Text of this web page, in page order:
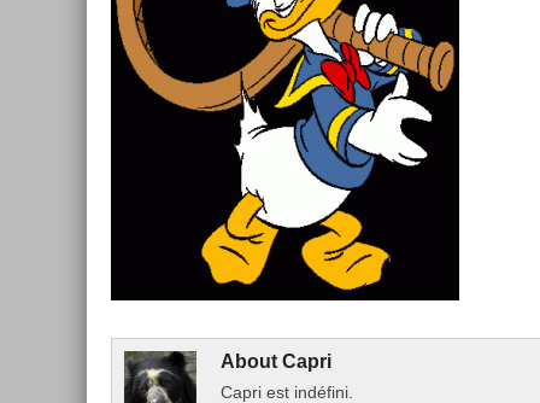
About Capri
Capri est indéfini.